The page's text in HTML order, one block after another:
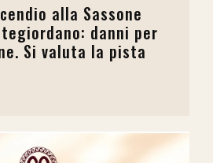
alla Sassone
danni per
Si valuta la pista